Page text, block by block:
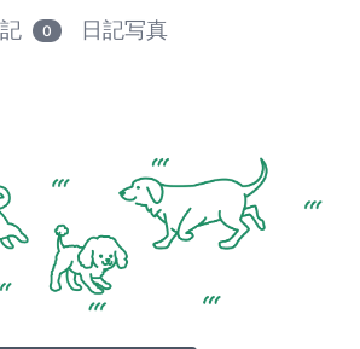
0 日記写真